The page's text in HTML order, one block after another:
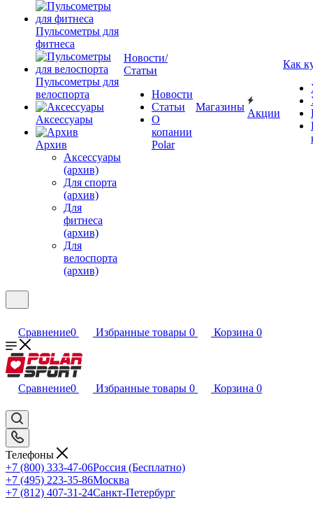
Пульсометры для
фитнеса
Пульсометры для
велоспорта
Аксессуары
Архив
Аксессуары
(архив)
Для спорта
(архив)
Для
фитнеса
(архив)
Для
велоспорта
(архив)
Новости/
Статьи
Новости
Статьи
О
копании
Polar
Магазины
Акции
Как
Сравнение0 Избранные товары 0 Корзина 0
Сравнение0 Избранные товары 0 Корзина 0
Телефоны
+7 (800) 333-47-06Россия (Бесплатно)
+7 (495) 223-35-86Москва
+7 (812) 407-31-24Санкт-Петербург